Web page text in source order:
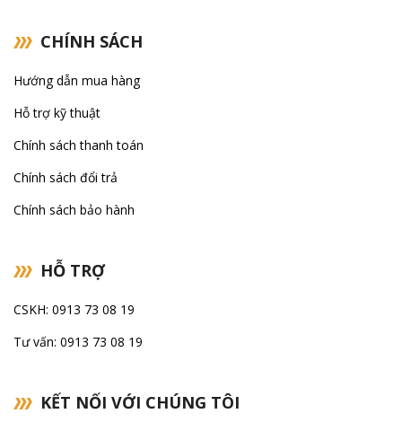
CHÍNH SÁCH
Hướng dẫn mua hàng
Hỗ trợ kỹ thuật
Chính sách thanh toán
Chính sách đổi trả
Chính sách bảo hành
HỖ TRỢ
CSKH: 0913 73 08 19
Tư vấn: 0913 73 08 19
KẾT NỐI VỚI CHÚNG TÔI